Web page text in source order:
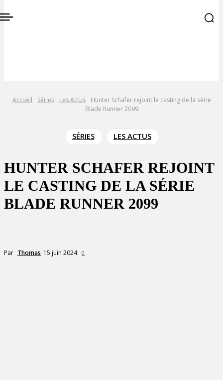
Accueil Séries Les Actus
Hunter Schafer rejoint le casting de la série
Blade Runner 2099
SÉRIES LES ACTUS
HUNTER SCHAFER REJOINT
LE CASTING DE LA SÉRIE
BLADE RUNNER 2099
Par Thomas 15 juin 2024 0